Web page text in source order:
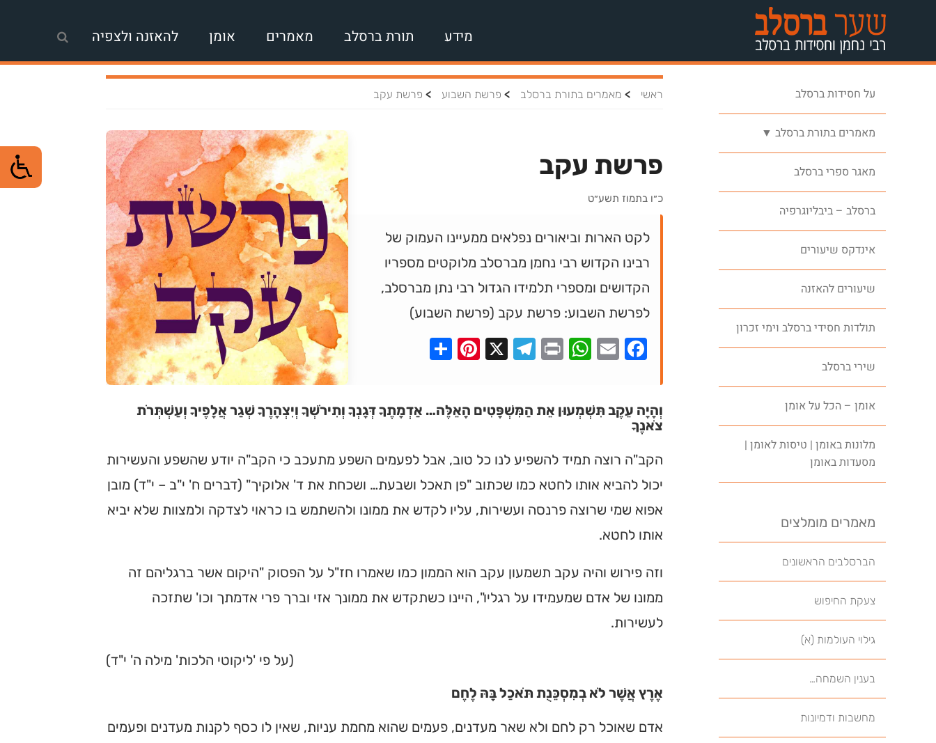
מידע תורת ברסלב מאמרים אומן להאזנה ולצפיה
על חסידות ברסלב
מאמרים בתורת ברסלב ▼
מאגר ספרי ברסלב
ברסלב – ביבליוגרפיה
אינדקס שיעורים
שיעורים להאזנה
תולדות חסידי ברסלב וימי זכרון
שירי ברסלב
אומן – הכל על אומן
מלונות באומן | טיסות לאומן |
מסעדות באומן
מאמרים מומלצים
הברסלבים הראשונים
צעקת החיפוש
גילוי העולמות (א)
בענין השמחה…
מחשבות ודמיונות
ראשי > מאמרים בתורת ברסלב > פרשת השבוע > פרשת עקב
פרשת עקב
כ״ו בתמוז תשע״ט
לקט הארות וביאורים נפלאים ממעיינו העמוק של
רבינו הקדוש רבי נחמן מברסלב מלוקטים מספריו
הקדושים ומספרי תלמידו הגדול רבי נתן מברסלב,
לפרשת השבוע: פרשת עקב (פרשת השבוע)
Facebook
Email
WhatsApp
Print
Telegram
X
Pinterest
וְהָיָה עֵקֶב תִּשְׁמְעוּן אֵת הַמִּשְׁפָּטִים הָאֵלֶּה… אַדְמָתֶךָ דְּגָנְךָ וְתִירֹשְׁךָ וְיִצְהָרֶךָ שְׁגַר אֲלָפֶיךָ וְעַשְׁתְּרֹת
צֹאנֶךָ
הקב"ה רוצה תמיד להשפיע לנו כל טוב, אבל לפעמים השפע מתעכב כי הקב"ה יודע שהשפע והעשירות
יכול להביא אותו לחטא כמו שכתוב "פן תאכל ושבעת… ושכחת את ד' אלוקיך" (דברים ח' י"ב – י"ד) מובן
אפוא שמי שרוצה פרנסה ועשירות, עליו לקדש את ממונו ולהשתמש בו כראוי לצדקה ולמצוות שלא יביא
אותו לחטא.
וזה פירוש והיה עקב תשמעון עקב הוא הממון כמו שאמרו חז"ל על הפסוק "היקום אשר ברגליהם זה
ממונו של אדם שמעמידו על רגליו", היינו כשתקדש את ממונך אזי וברך פרי אדמתך וכו' שתזכה
לעשירות.
(על פי 'ליקוטי הלכות' מילה ה' י"ד)
אֶרֶץ אֲשֶׁר לֹא בְמִסְכֵּנֻת תֹּאכַל בָּהּ לֶחֶם
אדם שאוכל רק לחם ולא שאר מעדנים, פעמים שהוא מחמת עניות, שאין לו כסף לקנות מעדנים ופעמים